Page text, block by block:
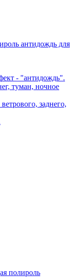
антидождь для
- "антидождь".
туман, ночное
заднего,
полироль